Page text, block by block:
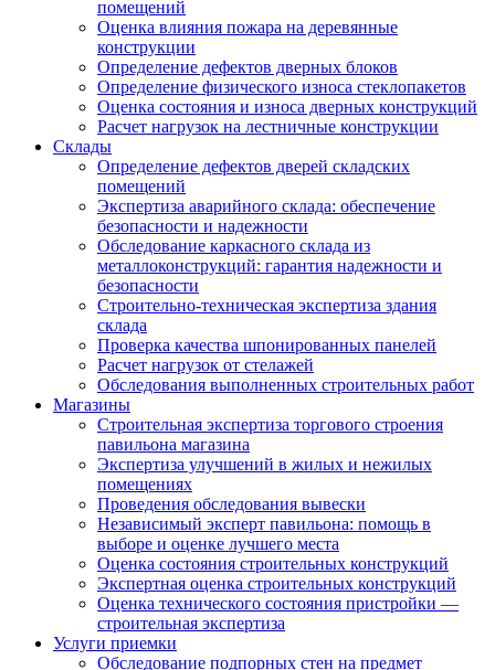
помещений
Оценка влияния пожара на деревянные
конструкции
Определение дефектов дверных блоков
Определение физического износа стеклопакетов
Оценка состояния и износа дверных конструкций
Расчет нагрузок на лестничные конструкции
Склады
Определение дефектов дверей складских
помещений
Экспертиза аварийного склада: обеспечение
безопасности и надежности
Обследование каркасного склада из
металлоконструкций: гарантия надежности и
безопасности
Строительно-техническая экспертиза здания
склада
Проверка качества шпонированных панелей
Расчет нагрузок от стелажей
Обследования выполненных строительных работ
Магазины
Строительная экспертиза торгового строения
павильона магазина
Экспертиза улучшений в жилых и нежилых
помещениях
Проведения обследования вывески
Независимый эксперт павильона: помощь в
выборе и оценке лучшего места
Оценка состояния строительных конструкций
Экспертная оценка строительных конструкций
Оценка технического состояния пристройки —
строительная экспертиза
Услуги приемки
Обследование подпорных стен на предмет